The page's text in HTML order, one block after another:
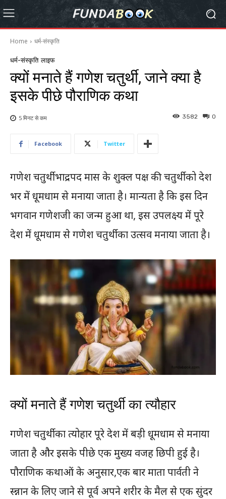
Home धर्म-संस्कृति
धर्म-संस्कृति लाइफ
क्यों मनाते हैं गणेश चतुर्थी, जाने क्या है
इसके पीछे पौराणिक कथा
0
3582
5 मिनट सेकम
Facebook Twitter
गणेश चतुर्थी भाद्रपद मास के शुक्ल पक्ष की चतुर्थी को देश
भर में धूमधाम से मनाया जाता है। मान्यता है कि इस दिन
भगवान गणेशजी का जन्म हुआ था, इस उपलक्ष्य में पूरे
देश में धूमधाम से गणेश चतुर्थी का उत्सव मनाया जाता है।
क्यों मनाते हैं गणेश चतुर्थी का त्यौहार
गणेश चतुर्थी का त्योहार पूरे देश में बड़ी धूमधाम से मनाया
जाता है और इसके पीछे एक मुख्य वजह छिपी हुई है।
पौराणिक कथाओं के अनुसार,एक बार माता पार्वती ने
स्न्नान के लिए जाने से पूर्व अपने शरीर के मैल से एक सुंदर